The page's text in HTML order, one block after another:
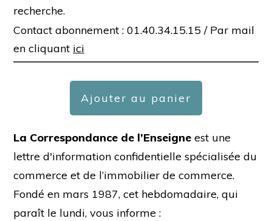
recherche.
Contact abonnement : 01.40.34.15.15 / Par mail
en cliquant ici
Ajouter au panier
La Correspondance de l’Enseigne est une
lettre d'information confidentielle spécialisée du
commerce et de l’immobilier de commerce.
Fondé en mars 1987, cet hebdomadaire, qui
paraît le lundi, vous informe :